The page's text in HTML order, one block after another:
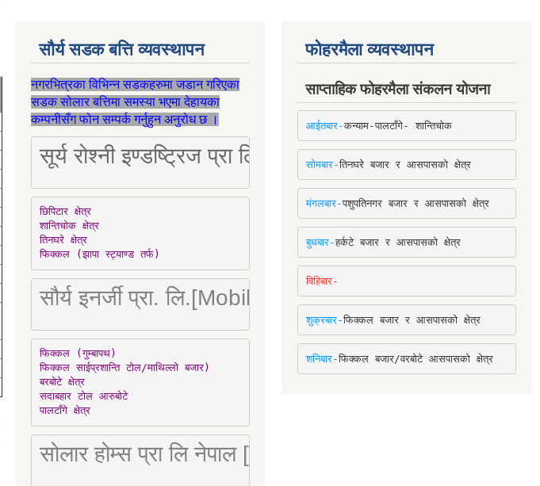
सौर्य सडक बत्ति व्यवस्थापन
नगरभित्रका विभिन्न सडकहरुमा जडान गरिएका
सडक सोलार बत्तिमा समस्या भएमा देहायका
कम्पनीसँग फोन सम्पर्क गर्नुहुन अनुरोध छ ।
सूर्य रोश्नी इण्डष्ट्रिज प्रा लि [Mobile: 9851034034]
छिपिटार क्षेत्र
शान्तिचोक क्षेत्र
तिनघरे क्षेत्र
फिक्कल (झापा स्ट्याण्ड तर्फ)
सौर्य इनर्जी प्रा. लि.[Mobile : 9842780266]
फिक्कल (गुम्बापथ)
फिक्कल साईप्रशान्ति टोल/माथिल्लो बजार)
बरबोटे क्षेत्र
सदाबहार टोल आरुबोटे
पालटाँगे क्षेत्र
सोलार होम्स प्रा लि नेपाल [Mobile : 9851066274]
फोहरमैला व्यवस्थापन
साप्ताहिक फोहरमैला संकलन योजना
आईतबार-कन्याम-पालटाँगे- शान्तिचोक
सोमबार-तिनघरे बजार र आसपासको क्षेत्र
मंगलबार-पशुपतिनगर बजार र आसपासको क्षेत्र
बुधबार-हर्कटे बजार र आसपासको क्षेत्र
विहिबार-
शुक्रबार-फिक्कल बजार र आसपासको क्षेत्र
शनिबार-फिक्कल बजार/वरबोटे आसपासको क्षेत्र